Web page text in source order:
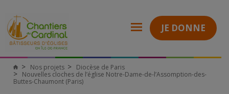
JE DONNE
Nos projets
Diocèse de Paris
Nouvelles cloches de l’église Notre-Dame-de-l’Assomption-des-
Buttes-Chaumont (Paris)